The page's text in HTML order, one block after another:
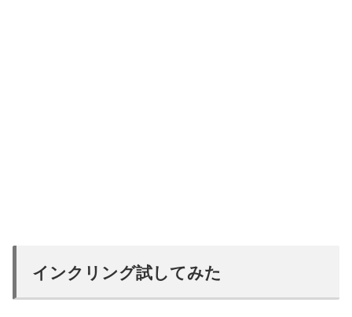
インクリング試してみた